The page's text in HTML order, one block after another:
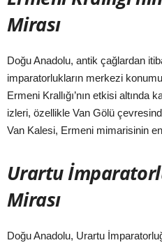
Mirası
Doğu Anadolu, antik çağlardan
imparatorlukların merkezi
Ermeni Krallığı’nın etkisi altında
izleri, özellikle Van Gölü
Van Kalesi, Ermeni mimarisinin
Urartu
Mirası
Doğu Anadolu, Urartu